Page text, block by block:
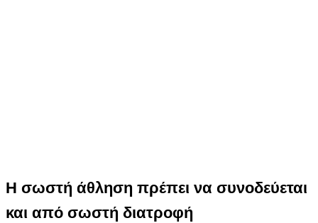
Η σωστή άθληση πρέπει να συνοδεύεται
και από σωστή διατροφή